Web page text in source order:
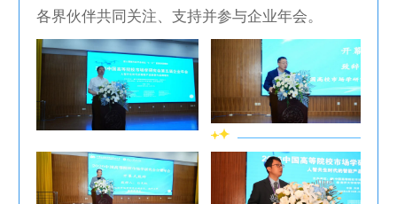
各界伙伴共同关注、支持并参与企业年会。